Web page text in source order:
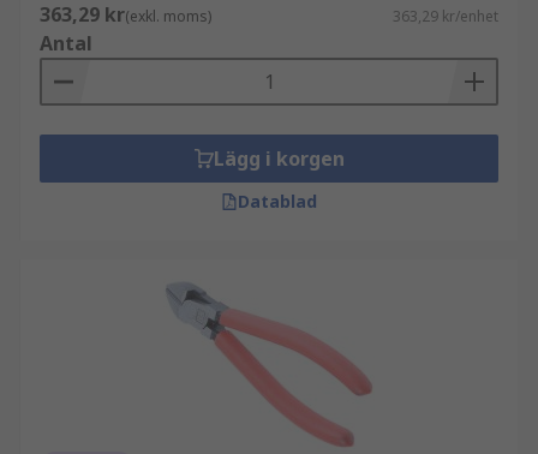
363,29 kr(exkl. moms) 363,29 kr/enhet
Antal
Lägg i korgen
Datablad